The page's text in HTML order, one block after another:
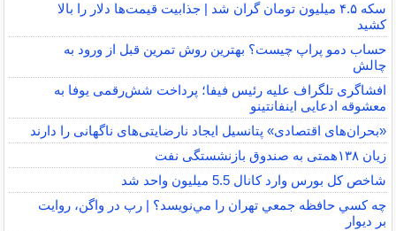
سکه ۴.۵ میلیون تومان گران شد | جذابیت قیمت‌ها دلار را بالا
کشید
حساب دمو پراپ چیست؟ بهترین روش تمرین قبل از ورود به
چالش
افشاگری تلگراف علیه رئیس فیفا؛ پرداخت شش‌رقمی یوفا به
معشوقه ادعایی اینفانتینو
«بحران‌های اقتصادی» پتانسیل ایجاد نارضایتی‌های ناگهانی را دارند
زیان ۱۳۸همتی به صندوق بازنشستگی نفت
شاخص کل بورس وارد کانال 5.5 میلیون واحد شد
چه كسي حافظه جمعي تهران را مي‌نويسد؟ | رپ در واگن، روايت
بر ديوار